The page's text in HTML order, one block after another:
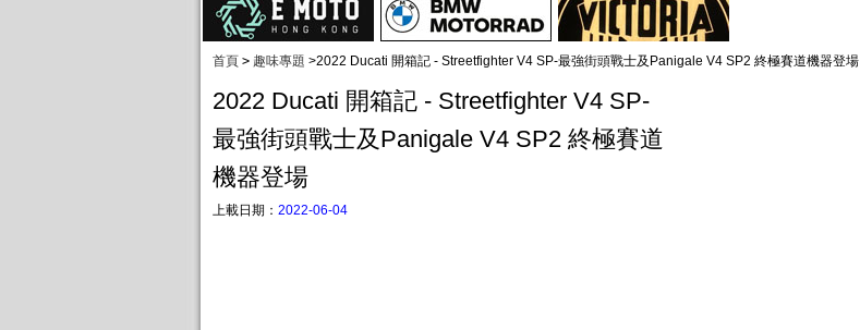
首頁 > 趣味專題 >2022 Ducati 開箱記 - Streetfighter V4 SP-最強街頭戰士及Panigale V4 SP2 終極賽道機器登場
2022 Ducati 開箱記 - Streetfighter V4 SP-
最強街頭戰士及Panigale V4 SP2 終極賽道
機器登場
上載日期： 2022-06-04